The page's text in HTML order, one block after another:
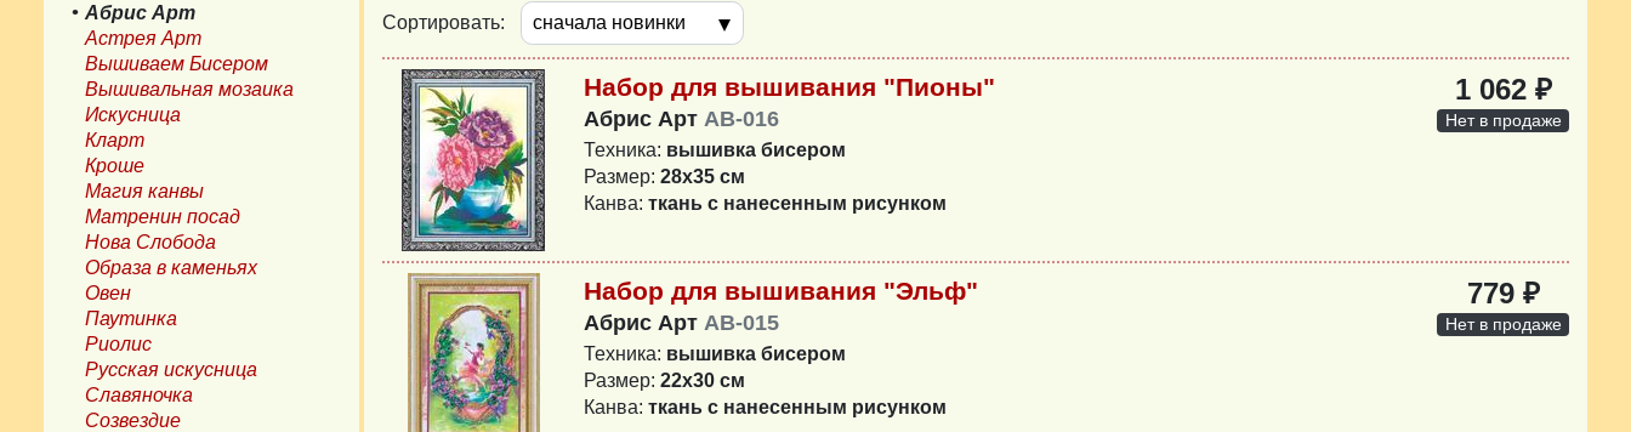
Сортировать:
Набор для вышивания "Пионы"
Абрис Арт AB-016
Техника: вышивка бисером
Размер: 28x35 см
Канва: ткань с нанесенным рисунком
1 062 ₽
Нет в продаже
Набор для вышивания "Эльф"
Абрис Арт AB-015
Техника: вышивка бисером
Размер: 22x30 см
Канва: ткань с нанесенным рисунком
779 ₽
Нет в продаже
Абрис Арт
Астрея Арт
Вышиваем Бисером
Вышивальная мозаика
Искусница
Кларт
Кроше
Магия канвы
Матренин посад
Нова Слобода
Образа в каменьях
Овен
Паутинка
Риолис
Русская искусница
Славяночка
Созвездие